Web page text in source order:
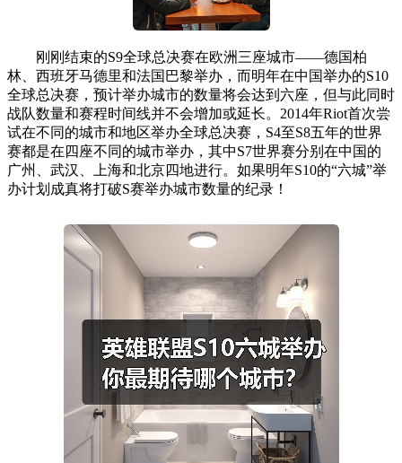
刚刚结束的S9全球总决赛在欧洲三座城市——德国柏
林、西班牙马德里和法国巴黎举办，而明年在中国举办的S10
全球总决赛，预计举办城市的数量将会达到六座，但与此同时
战队数量和赛程时间线并不会增加或延长。2014年Riot首次尝
试在不同的城市和地区举办全球总决赛，S4至S8五年的世界
赛都是在四座不同的城市举办，其中S7世界赛分别在中国的
广州、武汉、上海和北京四地进行。如果明年S10的“六城”举
办计划成真将打破S赛举办城市数量的纪录！